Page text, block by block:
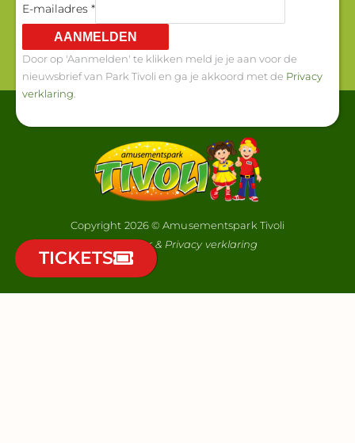
E-mailadres *
AANMELDEN
Door op 'Aanmelden' te klikken meld je je aan voor de
nieuwsbrief van Park Tivoli en ga je akkoord met de Privacy
verklaring
Copyright 2026 © Amusementspark Tivoli
Disclaimer & Privacy verklaring
TICKETS